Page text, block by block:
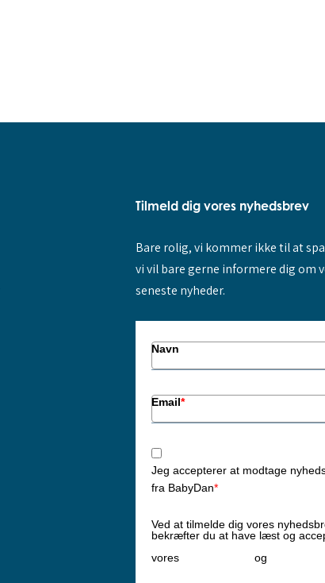
Tilmeld dig vores nyhedsbrev
Bare rolig, vi kommer ikke til at
vi vil bare gerne informere dig om
seneste nyheder.
Navn
Email*
Jeg accepterer at modtage
fra BabyDan*
Ved at tilmelde dig vores
bekræfter du at have læst og
vores
og